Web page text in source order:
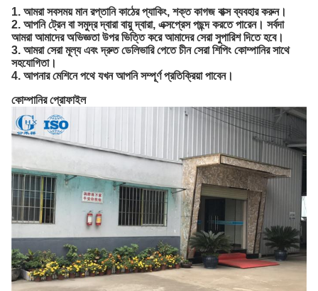
1. আমরা সবসময় মান রপ্তানি কাঠের প্যাকিং, শক্ত কাগজ বাক্স ব্যবহার করুন।
2. আপনি ট্রেন বা সমুদ্র দ্বারা বায়ু দ্বারা, এক্সপ্রেস পছন্দ করতে পারেন। সর্বদা
আমরা আমাদের অভিজ্ঞতা উপর ভিত্তি করে আমাদের সেরা সুপারিশ দিতে হবে।
3. আমরা সেরা মূল্য এবং দ্রুত ডেলিভারি পেতে চীন সেরা শিপিং কোম্পানির সাথে
সহযোগিতা।
4. আপনার মেশিনে পথে যখন আপনি সম্পূর্ণ প্রতিক্রিয়া পাবেন।
কোম্পানির প্রোফাইল